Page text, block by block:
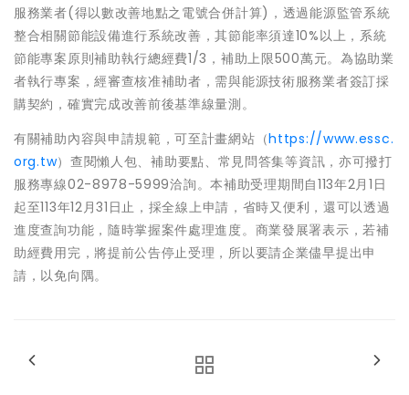
服務業者(得以數改善地點之電號合併計算)，透過能源監管系統
整合相關節能設備進行系統改善，其節能率須達10%以上，系統
節能專案原則補助執行總經費1/3，補助上限500萬元。為協助業
者執行專案，經審查核准補助者，需與能源技術服務業者簽訂採
購契約，確實完成改善前後基準線量測。
有關補助內容與申請規範，可至計畫網站（https://www.essc.
org.tw）查閱懶人包、補助要點、常見問答集等資訊，亦可撥打
服務專線02-8978-5999洽詢。本補助受理期間自113年2月1日
起至113年12月31日止，採全線上申請，省時又便利，還可以透過
進度查詢功能，隨時掌握案件處理進度。商業發展署表示，若補
助經費用完，將提前公告停止受理，所以要請企業儘早提出申
請，以免向隅。